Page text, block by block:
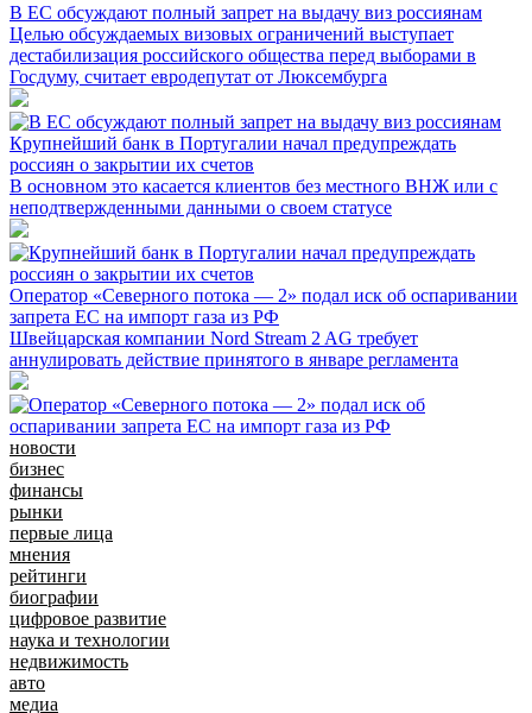
В ЕС обсуждают полный запрет на выдачу виз россиянам
Целью обсуждаемых визовых ограничений выступает
дестабилизация российского общества перед выборами в
Госдуму, считает евродепутат от Люксембурга
Крупнейший банк в Португалии начал предупреждать
россиян о закрытии их счетов
В основном это касается клиентов без местного ВНЖ или с
неподтвержденными данными о своем статусе
Оператор «Северного потока — 2» подал иск об оспаривании
запрета ЕС на импорт газа из РФ
Швейцарская компании Nord Stream 2 AG требует
аннулировать действие принятого в январе регламента
новости
бизнес
финансы
рынки
первые лица
мнения
рейтинги
биографии
цифровое развитие
наука и технологии
недвижимость
авто
медиа